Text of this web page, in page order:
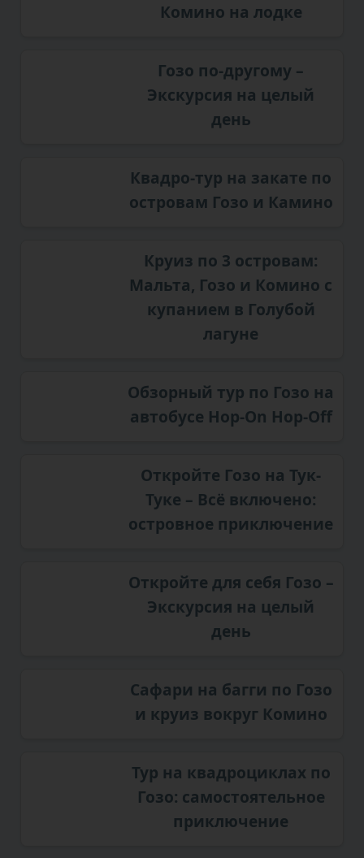
Комино на лодке
Гозо по-другому –
Экскурсия на целый
день
Квадро-тур на закате по
островам Гозо и Камино
Круиз по 3 островам:
Мальта, Гозо и Комино с
купанием в Голубой
лагуне
Обзорный тур по Гозо на
автобусе Hop-On Hop-Off
Откройте Гозо на Тук-
Туке – Всё включено:
островное приключение
Откройте для себя Гозо –
Экскурсия на целый
день
Сафари на багги по Гозо
и круиз вокруг Комино
Тур на квадроциклах по
Гозо: самостоятельное
приключение